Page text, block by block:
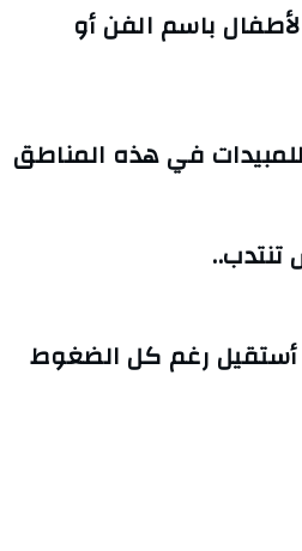
باسم الفن أو
في هذه المناطق
أستقيل رغم كل الضغوط